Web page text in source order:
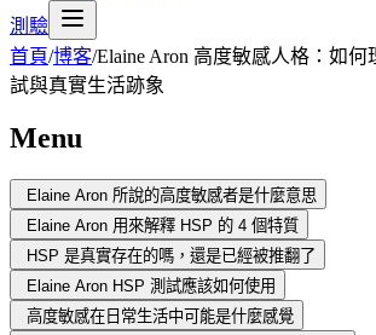
測驗
首頁/博客/Elaine Aron 高度敏感人格：如何
試與真實生活跡象
Menu
Elaine Aron 所說的高度敏感者是什麼意思
Elaine Aron 用來解釋 HSP 的 4 個特質
HSP 是真實存在的嗎，還是已經被推翻了
Elaine Aron HSP 測試應該如何使用
高度敏感在日常生活中可能是什麼感覺